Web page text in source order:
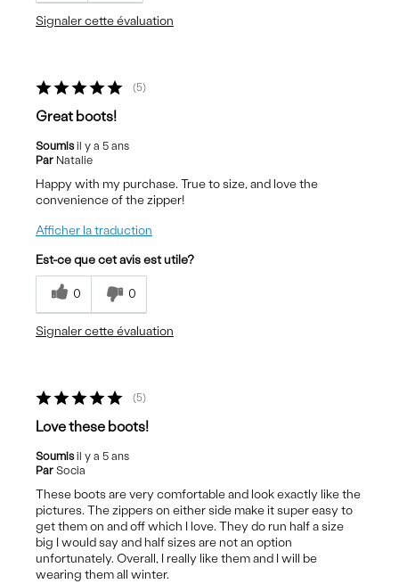
Signaler cette évaluation
5
Great boots!
Soumisil y a 5 ans
Par Natalie
Happy with my purchase. True to size, and love the
convenience of the zipper!
Afficher la traduction
Est-ce que cet avis est utile?
0 0
Signaler cette évaluation
5
Love these boots!
Soumisil y a 5 ans
Par Socia
These boots are very comfortable and look exactly like the
pictures. The zippers on either side make it super easy to
get them on and off which I love. They do run half a size
big I would say and half sizes are not an option
unfortunately. Overall, I really like them and I will be
wearing them all winter.